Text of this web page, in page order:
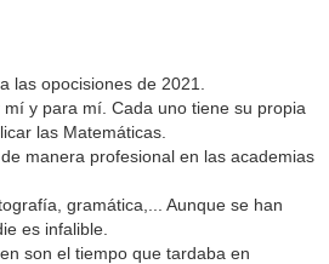
las opocisiones de 2021.
y para mí. Cada uno tiene su propia
las Matemáticas.
manera profesional en las academias
gramática,... Aunque se han
es infalible.
son el tiempo que tardaba en